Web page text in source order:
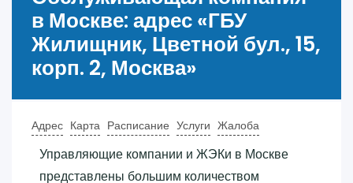
в Москве: адрес «‎ГБУ
Жилищник, Цветной бул., 15,
корп. 2, Москва»‎
Адрес Карта Расписание Услуги Жалоба
Управляющие компании и ЖЭКи в Москве
представлены большим количеством